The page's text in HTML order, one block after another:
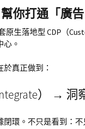
幫你打通「廣
原生落地型 CDP（
心。
真正做到：
） → 洞
閉環。不只是看到：不